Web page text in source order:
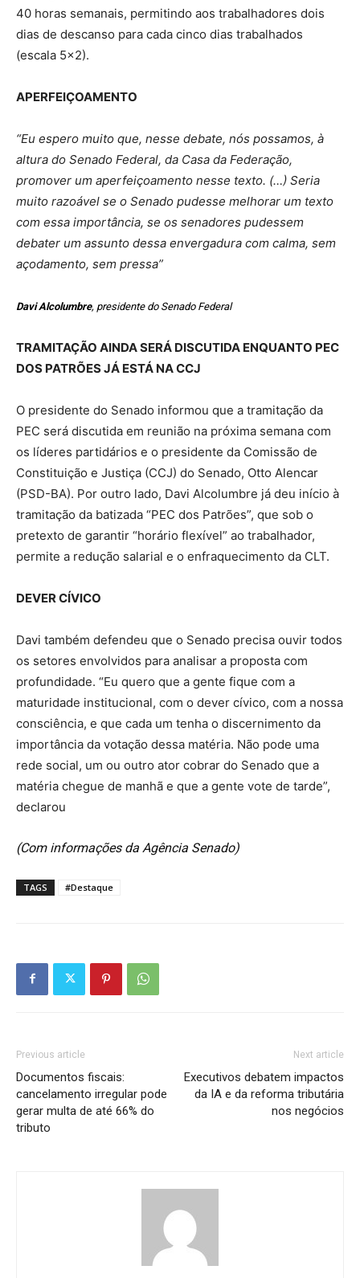
40 horas semanais, permitindo aos trabalhadores dois
dias de descanso para cada cinco dias trabalhados
(escala 5×2).
APERFEIÇOAMENTO
“Eu espero muito que, nesse debate, nós possamos, à
altura do Senado Federal, da Casa da Federação,
promover um aperfeiçoamento nesse texto. (…) Seria
muito razoável se o Senado pudesse melhorar um texto
com essa importância, se os senadores pudessem
debater um assunto dessa envergadura com calma, sem
açodamento, sem pressa”
Davi Alcolumbre, presidente do Senado Federal
TRAMITAÇÃO AINDA SERÁ DISCUTIDA ENQUANTO PEC
DOS PATRÕES JÁ ESTÁ NA CCJ
O presidente do Senado informou que a tramitação da
PEC será discutida em reunião na próxima semana com
os líderes partidários e o presidente da Comissão de
Constituição e Justiça (CCJ) do Senado, Otto Alencar
(PSD-BA). Por outro lado, Davi Alcolumbre já deu início à
tramitação da batizada “PEC dos Patrões”, que sob o
pretexto de garantir “horário flexível” ao trabalhador,
permite a redução salarial e o enfraquecimento da CLT.
DEVER CÍVICO
Davi também defendeu que o Senado precisa ouvir todos
os setores envolvidos para analisar a proposta com
profundidade. “Eu quero que a gente fique com a
maturidade institucional, com o dever cívico, com a nossa
consciência, e que cada um tenha o discernimento da
importância da votação dessa matéria. Não pode uma
rede social, um ou outro ator cobrar do Senado que a
matéria chegue de manhã e que a gente vote de tarde”,
declarou
(Com informações da Agência Senado)
TAGS #Destaque
Previous article
Documentos fiscais:
cancelamento irregular pode
gerar multa de até 66% do
tributo
Next article
Executivos debatem impactos
da IA e da reforma tributária
nos negócios